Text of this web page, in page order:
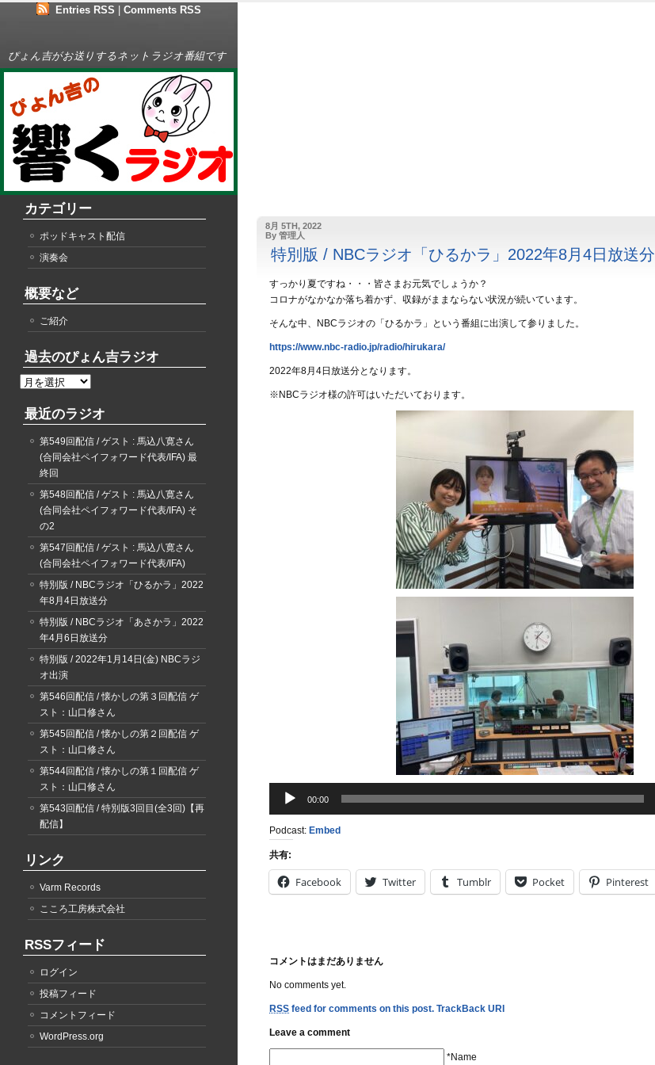
8月 5TH, 2022
By 管理人
特別版 / NBCラジオ「ひるかラ」2022年8月4日放送分
すっかり夏ですね・・・皆さまお元気でしょうか？
コロナがなかなか落ち着かず、収録がままならない状況が続いています。
そんな中、NBCラジオの「ひるかラ」という番組に出演して参りました。
https://www.nbc-radio.jp/radio/hirukara/
2022年8月4日放送分となります。
※NBCラジオ様の許可はいただいております。
レ
ー
ヤ
ー
00:00
Podcast: Embed
共有:
Facebook Twitter Tumblr Pocket Pinterest
コメントはまだありません
No comments yet.
RSS feed for comments on this post. TrackBack URI
Leave a comment
*Name
Entries RSS Comments RSS
ぴょん吉がお送りするネットラジオ番組です
カテゴリー
ポッドキャスト配信
演奏会
概要など
ご紹介
過去のぴょん吉ラジオ
過
の
最近のラジオ
第549回配信 / ゲスト : 馬込八寛さん
(合同会社ペイフォワード代表/IFA) 最
終回
第548回配信 / ゲスト : 馬込八寛さん
(合同会社ペイフォワード代表/IFA) そ
の2
第547回配信 / ゲスト : 馬込八寛さん
(合同会社ペイフォワード代表/IFA)
特別版 / NBCラジオ「ひるかラ」2022
年8月4日放送分
特別版 / NBCラジオ「あさかラ」2022
年4月6日放送分
特別版 / 2022年1月14日(金) NBCラジ
オ出演
第546回配信 / 懐かしの第３回配信 ゲ
スト：山口修さん
第545回配信 / 懐かしの第２回配信 ゲ
スト：山口修さん
第544回配信 / 懐かしの第１回配信 ゲ
スト：山口修さん
第543回配信 / 特別版3回目(全3回)【再
配信】
リンク
Varm Records
こころ工房株式会社
RSSフィード
ログイン
投稿フィード
コメントフィード
WordPress.org